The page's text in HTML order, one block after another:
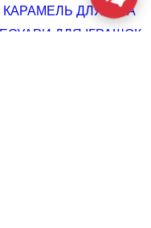
ДЛЯ ТІЛА
ДЛЯ ІГРАШОК